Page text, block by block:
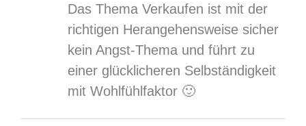
Das Thema Verkaufen ist mit der
richtigen Herangehensweise sicher
kein Angst-Thema und führt zu
einer glücklicheren Selbständigkeit
mit Wohlfühlfaktor 🙂